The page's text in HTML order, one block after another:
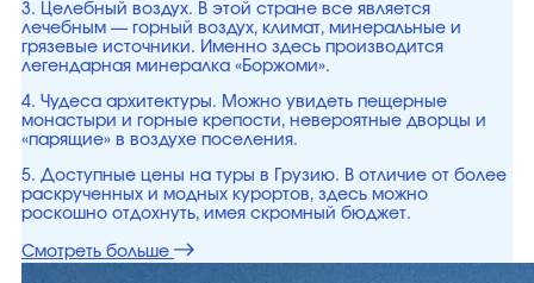
3. Целебный воздух. В этой стране все является
лечебным — горный воздух, климат, минеральные и
грязевые источники. Именно здесь производится
легендарная минералка «Боржоми».
4. Чудеса архитектуры. Можно увидеть пещерные
монастыри и горные крепости, невероятные дворцы и
«парящие» в воздухе поселения.
5. Доступные цены на туры в Грузию. В отличие от более
раскрученных и модных курортов, здесь можно
роскошно отдохнуть, имея скромный бюджет.
Смотреть больше